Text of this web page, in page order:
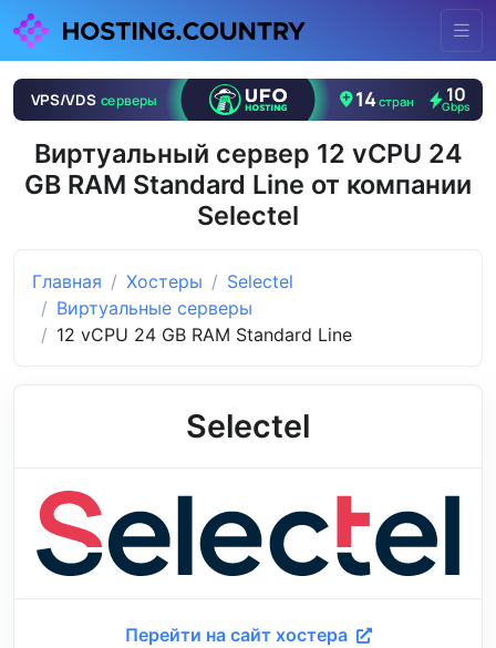
Виртуальный сервер 12 vCPU 24
GB RAM Standard Line от компании
Selectel
Главная Хостеры
Selectel
Виртуальные серверы
12 vCPU 24 GB RAM Standard Line
Selectel
Перейти на сайт хостера